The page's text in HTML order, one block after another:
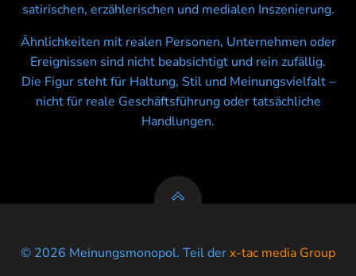
satirischen, erzählerischen und medialen Inszenierung.
Ähnlichkeiten mit realen Personen, Unternehmen oder
Ereignissen sind nicht beabsichtigt und rein zufällig.
Die Figur steht für Haltung, Stil und Meinungsvielfalt –
nicht für reale Geschäftsführung oder tatsächliche
Handlungen.
© 2026 Meinungsmonopol. Teil derx-tac media Group